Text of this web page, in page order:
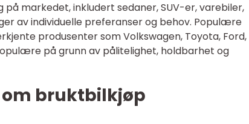
markedet, inkludert sedaner, SUV-er, varebiler,
av individuelle preferanser og behov. Populære
produsenter som Volkswagen, Toyota, Ford,
på grunn av pålitelighet, holdbarhet og
bruktbilkjøp